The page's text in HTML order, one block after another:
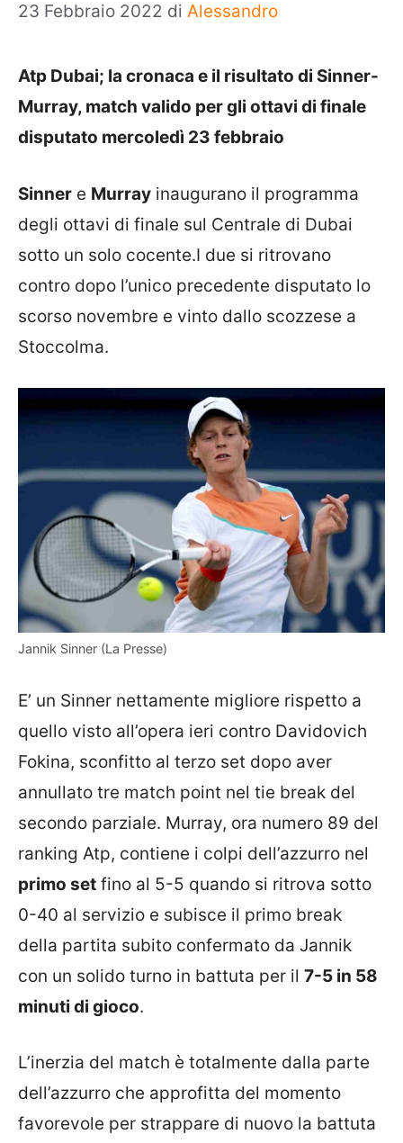
23 Febbraio 2022 di Alessandro
Atp Dubai; la cronaca e il risultato di Sinner-
Murray, match valido per gli ottavi di finale
disputato mercoledì 23 febbraio
Sinner e Murray inaugurano il programma
degli ottavi di finale sul Centrale di Dubai
sotto un solo cocente.I due si ritrovano
contro dopo l’unico precedente disputato lo
scorso novembre e vinto dallo scozzese a
Stoccolma.
Jannik Sinner (La Presse)
E’ un Sinner nettamente migliore rispetto a
quello visto all’opera ieri contro Davidovich
Fokina, sconfitto al terzo set dopo aver
annullato tre match point nel tie break del
secondo parziale. Murray, ora numero 89 del
ranking Atp, contiene i colpi dell’azzurro nel
primo set fino al 5-5 quando si ritrova sotto
0-40 al servizio e subisce il primo break
della partita subito confermato da Jannik
con un solido turno in battuta per il 7-5 in 58
minuti di gioco.
L’inerzia del match è totalmente dalla parte
dell’azzurro che approfitta del momento
favorevole per strappare di nuovo la battuta